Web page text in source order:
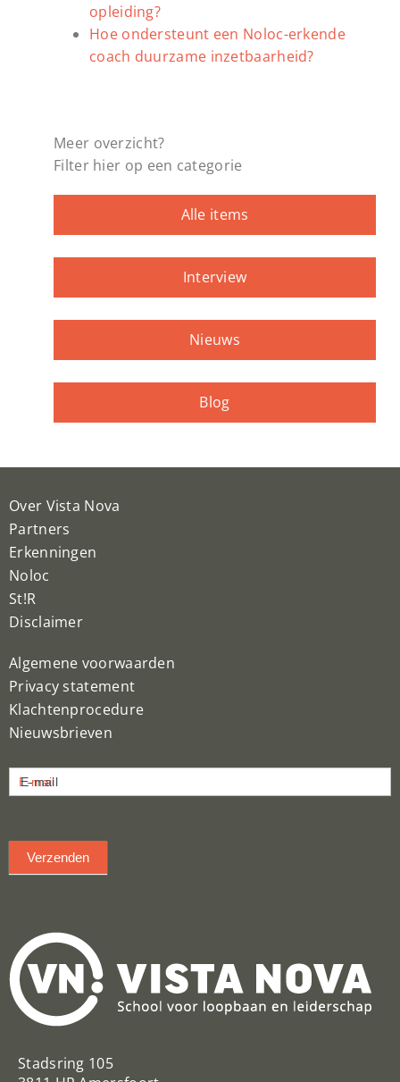
opleiding?
Hoe ondersteunt een Noloc-erkende
coach duurzame inzetbaarheid?
Meer overzicht?
Filter hier op een categorie
Alle items
Interview
Nieuws
Blog
Over Vista Nova
Partners
Erkenningen
Noloc
St!R
Disclaimer
Algemene voorwaarden
Privacy statement
Klachtenprocedure
Nieuwsbrieven
inschrijven
E-mail
Verzenden
Stadsring 105